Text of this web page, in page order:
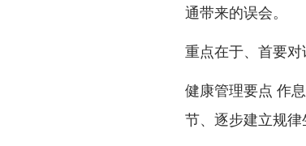
通带来的误会。
重点在于、首要对
健康管理要点 作
节、逐步建立规律